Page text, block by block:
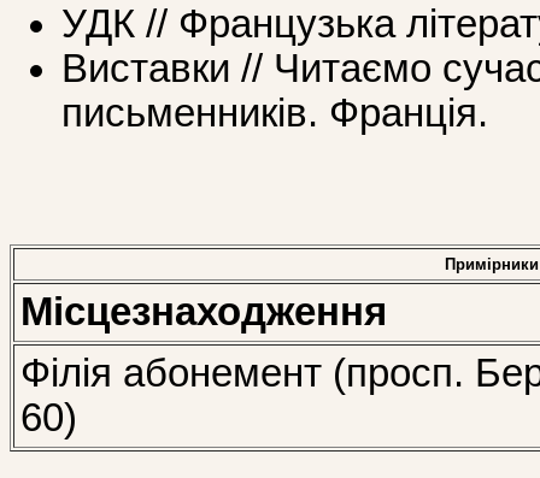
УДК // Французька
Виставки // Читаємо
письменників. Франція.
Примірники
Місцезнаходження
Філія абонемент (просп.
60)